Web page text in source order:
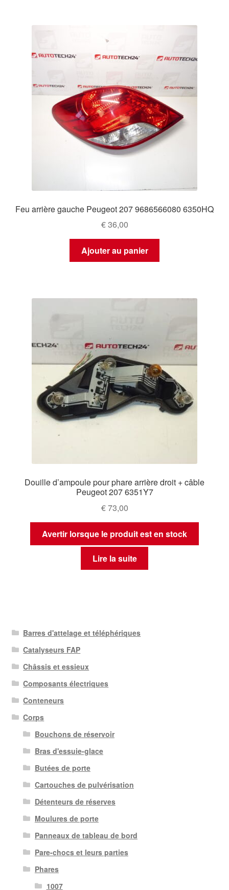
Feu arrière gauche Peugeot 207 9686566080 6350HQ
€36,00
Ajouter au panier
Douille d’ampoule pour phare arrière droit + câble
Peugeot 207 6351Y7
€73,00
Avertir lorsque le produit est en stock
Lire la suite
Barres d'attelage et téléphériques
Catalyseurs FAP
Châssis et essieux
Composants électriques
Conteneurs
Corps
Bouchons de réservoir
Bras d'essuie-glace
Butées de porte
Cartouches de pulvérisation
Détenteurs de réserves
Moulures de porte
Panneaux de tableau de bord
Pare-chocs et leurs parties
Phares
1007